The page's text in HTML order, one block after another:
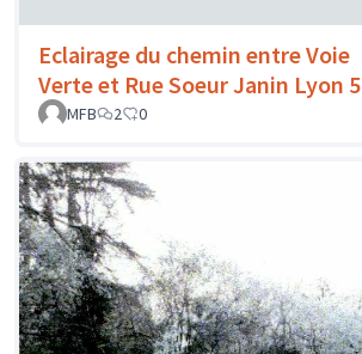
Eclairage du chemin entre Voie
Verte et Rue Soeur Janin Lyon 5
MFB
2 0